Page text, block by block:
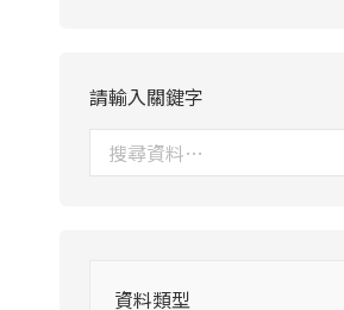
請輸入關鍵字
資料類型